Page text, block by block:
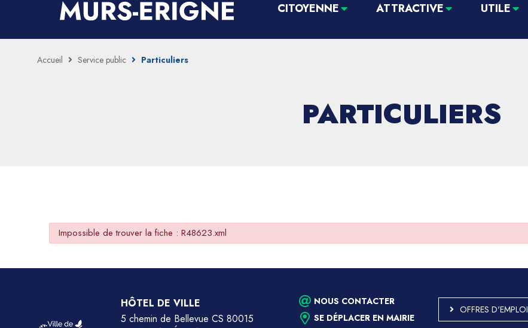
CITOYENNE ATTRACTIVE UTILE
Accueil Service public Particuliers
PARTICULIERS
Impossible de trouver la fiche : R48623.xml
HÔTEL DE VILLE
5 chemin de Bellevue CS 80015
NOUS CONTACTER
SE DÉPLACER EN MAIRIE
OFFRES D'EMPLOI